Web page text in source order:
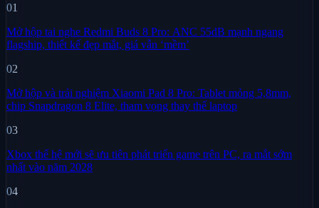
01
Mở hộp tai nghe Redmi Buds 8 Pro: ANC 55dB mạnh ngang
flagship, thiết kế đẹp mắt, giá vẫn ‘mềm’
02
Mở hộp và trải nghiệm Xiaomi Pad 8 Pro: Tablet mỏng 5,8mm,
chip Snapdragon 8 Elite, tham vọng thay thế laptop
03
Xbox thế hệ mới sẽ ưu tiên phát triển game trên PC, ra mắt sớm
nhất vào năm 2028
04